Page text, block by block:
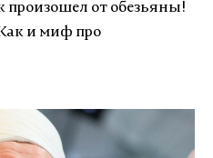
произошел от обезьяны!
и миф про